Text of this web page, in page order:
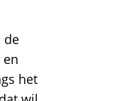
de
het